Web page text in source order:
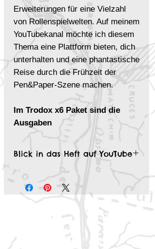
Erweiterungen für eine Vielzahl
von Rollenspielwelten. Auf meinem
YouTubekanal möchte ich diesem
Thema eine Plattform bieten, dich
unterhalten und eine phantastische
Reise durch die Frühzeit der
Pen&Paper-Szene machen.
Im Trodox x6 Paket sind die
Ausgaben
TRODOX 34 - Abenteuer für
Private Eye\Abenteuer 1880
TRODOX 35 - Malmsturm Spezial
TRODOX 42 - Abenteuer für
Private Eye\Abenteuer 1880
TRODOX 45 - Abenteuer für
TRODOX 49 - Abenteuer für
Warhammer Fantasy
Blick in das Heft auf YouTube
Fanzines - TRODOX, Ettin und Co.